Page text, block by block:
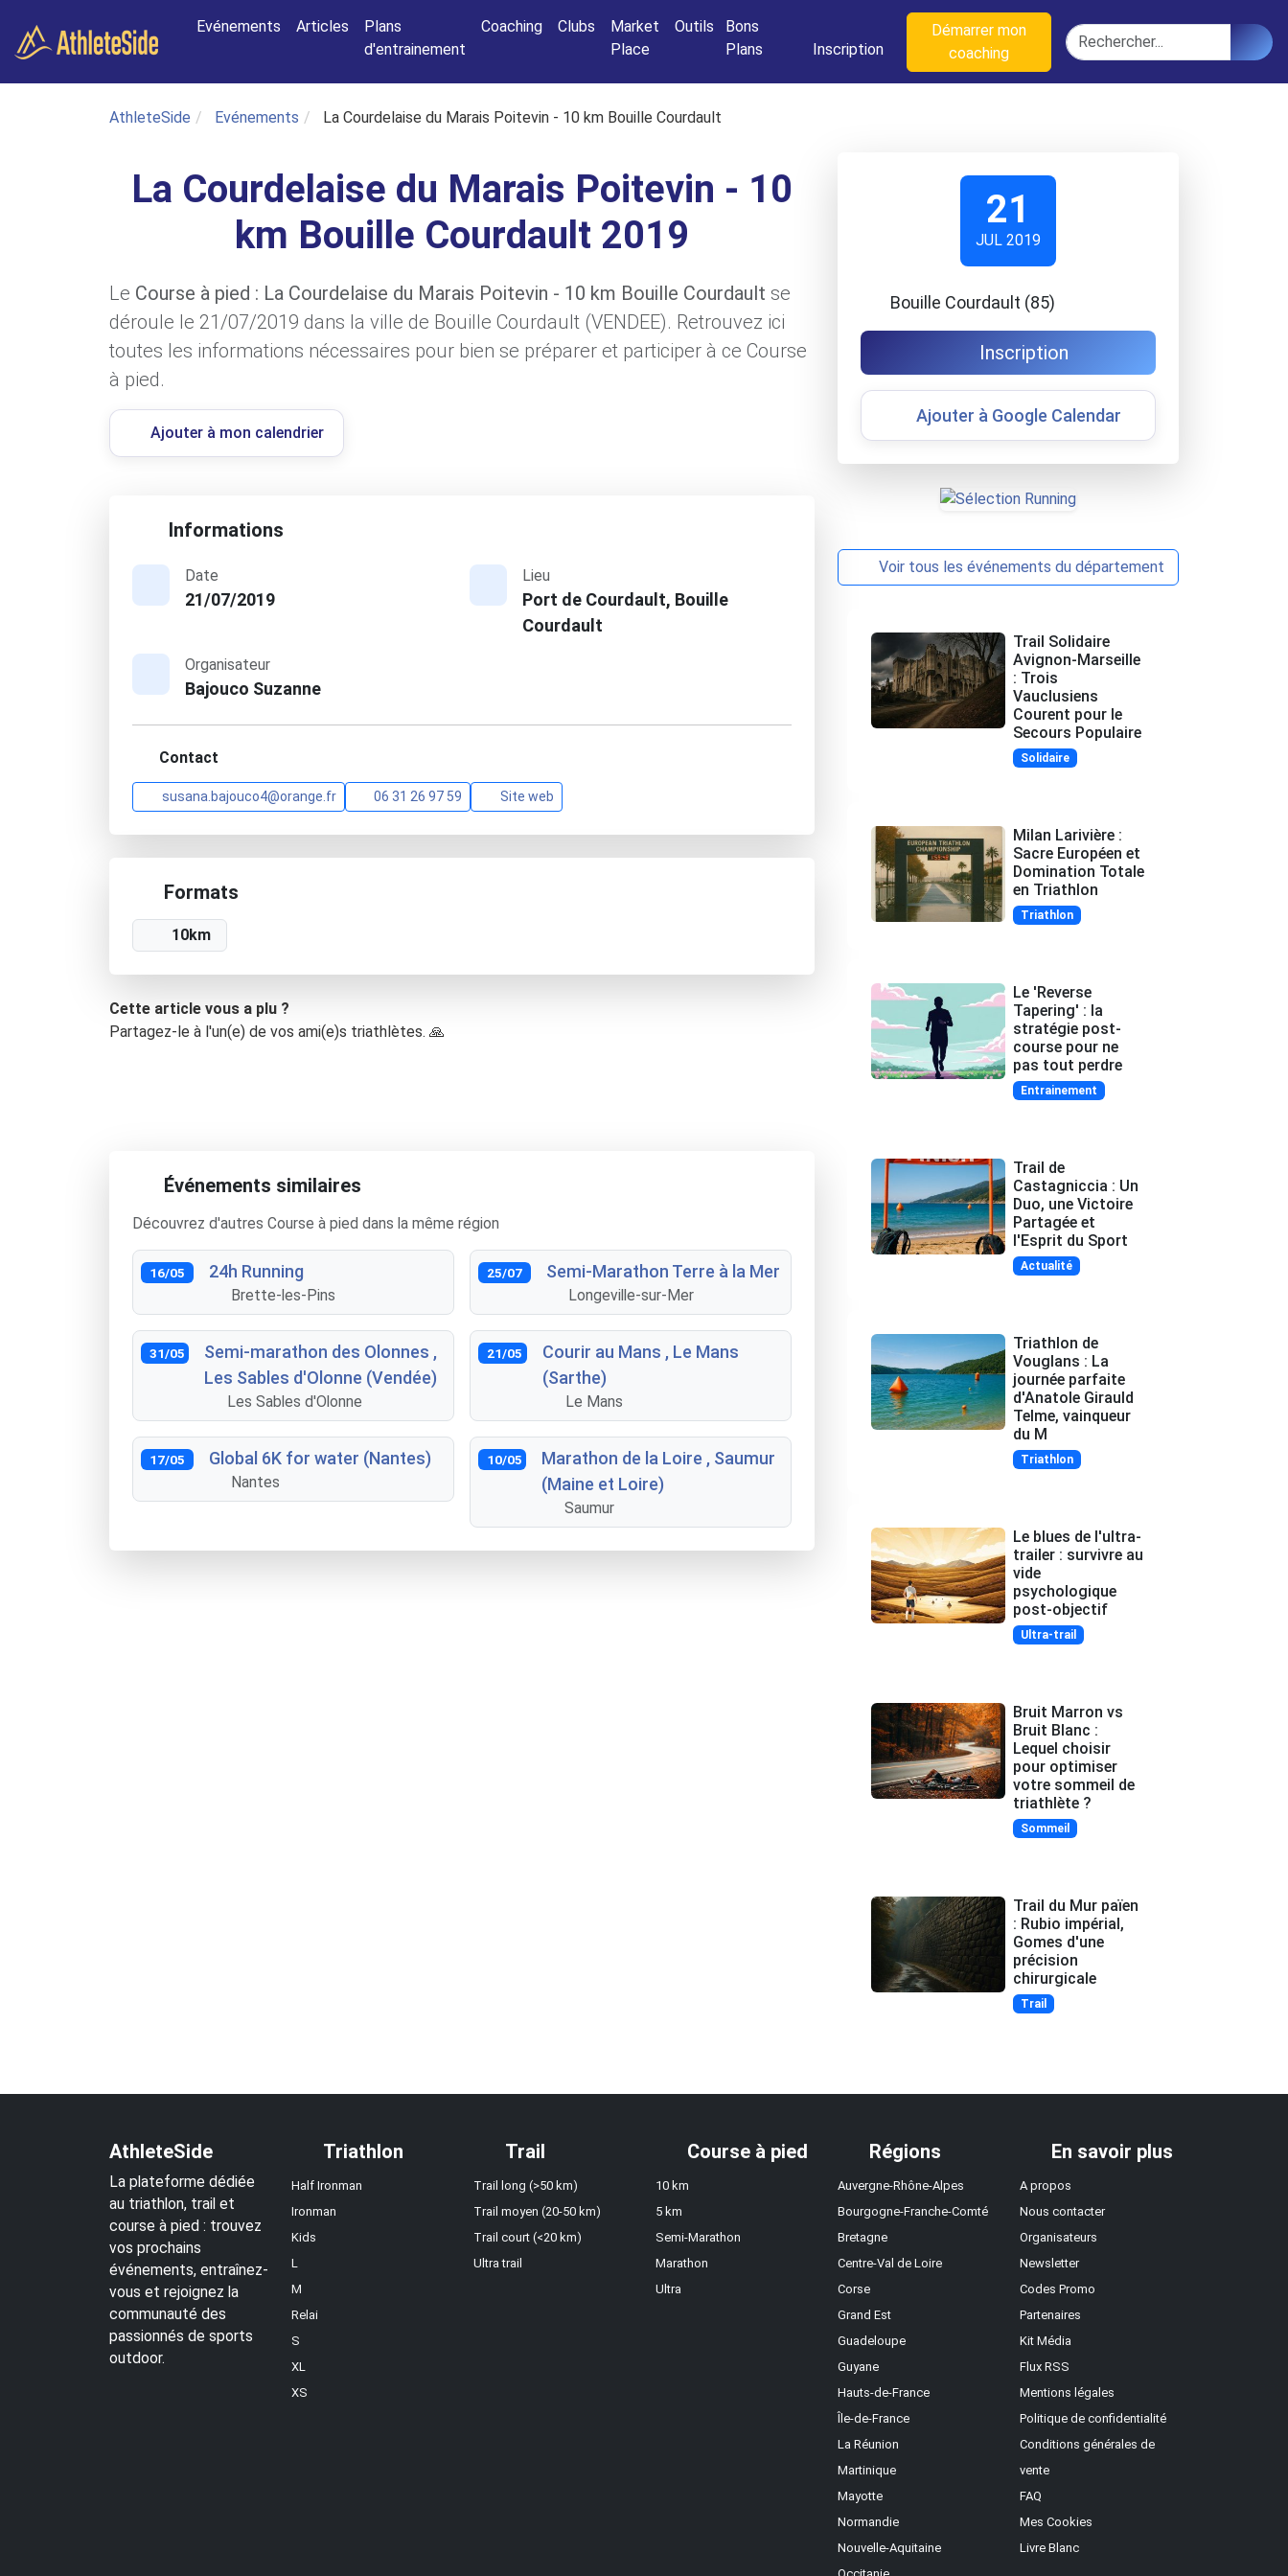
Evénements
Articles
Plans
d'entrainement
Coaching Clubs
Market
Place
Outils
Bons
Plans
Inscription
Démarrer mon
coaching
Rechercher
AthleteSide Evénements La Courdelaise du Marais Poitevin - 10 km Bouille Courdault
La Courdelaise du Marais Poitevin - 10
km Bouille Courdault 2019
Le Course à pied : La Courdelaise du Marais Poitevin - 10 km Bouille Courdault se
déroule le 21/07/2019 dans la ville de Bouille Courdault (VENDEE). Retrouvez ici
toutes les informations nécessaires pour bien se préparer et participer à ce Course
à pied.
Ajouter à mon calendrier
Informations
Date
21/07/2019
Lieu
Port de Courdault, Bouille
Courdault
Organisateur
Bajouco Suzanne
Contact
susana.bajouco4@orange.fr 06 31 26 97 59 Site web
Formats
10km
Cette article vous a plu ?
Partagez-le à l'un(e) de vos ami(e)s triathlètes. 🙏
Événements similaires
Découvrez d'autres Course à pied dans la même région
16/05 24h Running
Brette-les-Pins
25/07 Semi-Marathon Terre à la Mer
Longeville-sur-Mer
31/05
Semi-marathon des Olonnes ,
Les Sables d'Olonne (Vendée)
Les Sables d'Olonne
21/05
Courir au Mans , Le Mans
(Sarthe)
Le Mans
17/05 Global 6K for water (Nantes)
Nantes
10/05
Marathon de la Loire , Saumur
(Maine et Loire)
Saumur
21
JUL 2019
Bouille Courdault (85)
Inscription
Ajouter à Google Calendar
Voir tous les événements du département
Trail Solidaire
Avignon-Marseille
: Trois
Vauclusiens
Courent pour le
Secours Populaire
Solidaire
Milan Larivière :
Sacre Européen et
Domination Totale
en Triathlon
Triathlon
Le 'Reverse
Tapering' : la
stratégie post-
course pour ne
pas tout perdre
Entrainement
Trail de
Castagniccia : Un
Duo, une Victoire
Partagée et
l'Esprit du Sport
Actualité
Triathlon de
Vouglans : La
journée parfaite
d'Anatole Girauld
Telme, vainqueur
du M
Triathlon
Le blues de l'ultra-
trailer : survivre au
vide
psychologique
post-objectif
Ultra-trail
Bruit Marron vs
Bruit Blanc :
Lequel choisir
pour optimiser
votre sommeil de
triathlète ?
Sommeil
Trail du Mur païen
: Rubio impérial,
Gomes d'une
précision
chirurgicale
Trail
AthleteSide
La plateforme dédiée
au triathlon, trail et
course à pied : trouvez
vos prochains
événements, entraînez-
vous et rejoignez la
communauté des
passionnés de sports
outdoor.
Triathlon
Half Ironman
Ironman
Kids
L
M
Relai
S
XL
XS
Trail
Trail long (>50 km)
Trail moyen (20-50 km)
Trail court (<20 km)
Ultra trail
Course à pied
10 km
5 km
Semi-Marathon
Marathon
Ultra
Régions
Auvergne-Rhône-Alpes
Bourgogne-Franche-Comté
Bretagne
Centre-Val de Loire
Corse
Grand Est
Guadeloupe
Guyane
Hauts-de-France
Île-de-France
La Réunion
Martinique
Mayotte
Normandie
Nouvelle-Aquitaine
En savoir plus
A propos
Nous contacter
Organisateurs
Newsletter
Codes Promo
Partenaires
Kit Média
Flux RSS
Mentions légales
Politique de confidentialité
Conditions générales de
vente
FAQ
Mes Cookies
Livre Blanc